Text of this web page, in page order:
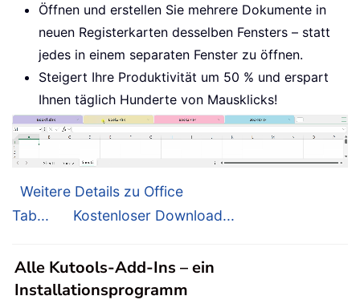
Öffnen und erstellen Sie mehrere Dokumente in
neuen Registerkarten desselben Fensters – statt
jedes in einem separaten Fenster zu öffnen.
Steigert Ihre Produktivität um 50 % und erspart
Ihnen täglich Hunderte von Mausklicks!
Weitere Details zu Office
Tab...
Kostenloser Download...
Alle Kutools-Add-Ins – ein
Installationsprogramm